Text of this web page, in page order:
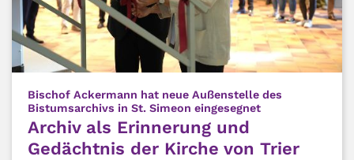
Bischof Ackermann hat neue Außenstelle des
Bistumsarchivs in St. Simeon eingesegnet:
Archiv als Erinnerung und
Gedächtnis der Kirche von Trier